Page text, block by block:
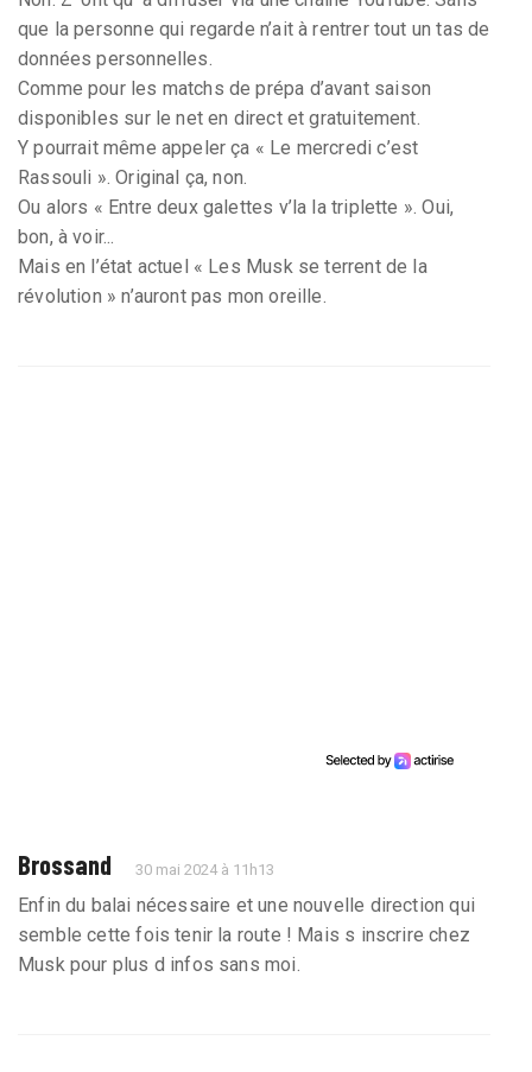
que la personne qui regarde n’ait à rentrer tout un tas de
données personnelles.
Comme pour les matchs de prépa d’avant saison
disponibles sur le net en direct et gratuitement.
Y pourrait même appeler ça « Le mercredi c’est
Rassouli ». Original ça, non.
Ou alors « Entre deux galettes v’la la triplette ». Oui,
bon, à voir...
Mais en l’état actuel « Les Musk se terrent de la
révolution » n’auront pas mon oreille.
Brossand 30 mai 2024 à 11h13
Enfin du balai nécessaire et une nouvelle direction qui
semble cette fois tenir la route ! Mais s inscrire chez
Musk pour plus d infos sans moi.